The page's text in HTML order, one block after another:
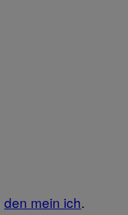
den mein ich.